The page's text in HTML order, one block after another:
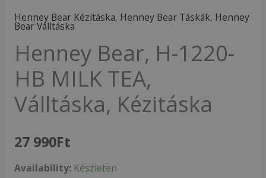
Henney Bear Kézitáska, Henney Bear Táskák, Henney
Bear Válltáska
Henney Bear, H-1220-
HB MILK TEA,
Válltáska, Kézitáska
27 990Ft
Availability: Készleten